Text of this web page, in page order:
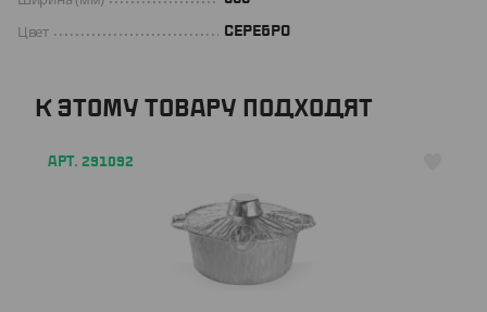
Цвет СЕРЕБРО
К ЭТОМУ ТОВАРУ ПОДХОДЯТ
АРТ. 291092